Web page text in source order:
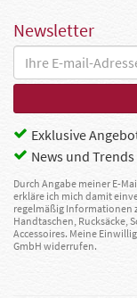
Newsletter
Exklusive
News und Trends
Durch Angabe meiner E-
erkläre ich mich damit
regelmäßig Informationen
Handtaschen, Rucksäcke,
Accessoires. Meine
GmbH widerrufen.